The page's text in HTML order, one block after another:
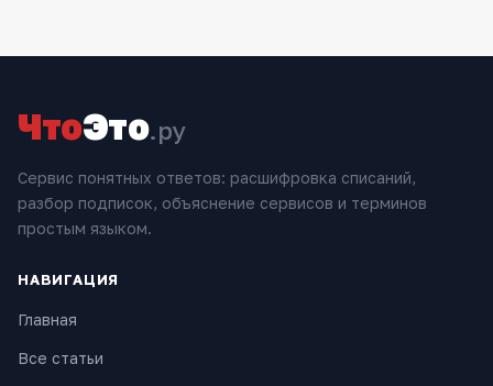
ЧтоЭто.ру
Сервис понятных ответов: расшифровка списаний,
разбор подписок, объяснение сервисов и терминов
простым языком.
НАВИГАЦИЯ
Главная
Все статьи